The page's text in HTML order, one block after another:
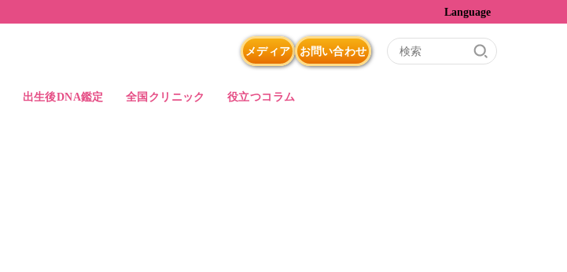
Language
メディア お問い合わせ
出生後DNA鑑定 全国クリニック 役立つコラム